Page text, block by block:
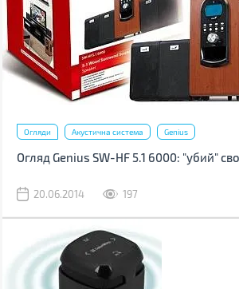
Огляди Акустична система Genius
Огляд Genius SW-HF 5.1 6000: "убий"
20.06.2014 197